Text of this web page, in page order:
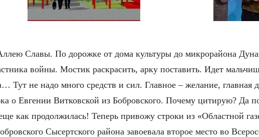
Славы. По дорожке от дома культуры до микрорайона
войны. Мостик раскрасить, арку поставить. Идет
Тут не надо много средств и сил. Главное – желание,
о Евгении Витковской из Бобровского. Почему цитирую? Да
как продолжилась! Теперь привожу строки из «Областной
Сысертского района завоевала второе место во